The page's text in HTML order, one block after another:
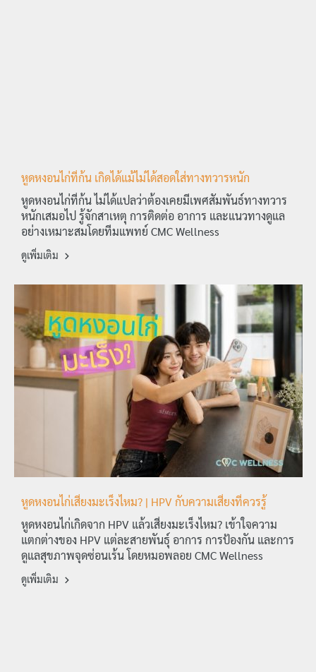
หูดหงอนไก่ที่ก้น เกิดได้แม้ไม่ได้สอดใส่ทางทวารหนัก
หูดหงอนไก่ที่ก้น ไม่ได้แปลว่าต้องเคยมีเพศสัมพันธ์ทางทวาร
หนักเสมอไป รู้จักสาเหตุ การติดต่อ อาการ และแนวทางดูแล
อย่างเหมาะสมโดยทีมแพทย์ CMC Wellness
ดูเพิ่มเติม
หูดหงอนไก่เสี่ยงมะเร็งไหม? | HPV กับความเสี่ยงที่ควรรู้
หูดหงอนไก่เกิดจาก HPV แล้วเสี่ยงมะเร็งไหม? เข้าใจความ
แตกต่างของ HPV แต่ละสายพันธุ์ อาการ การป้องกัน และการ
ดูแลสุขภาพจุดซ่อนเร้น โดยหมอพลอย CMC Wellness
ดูเพิ่มเติม